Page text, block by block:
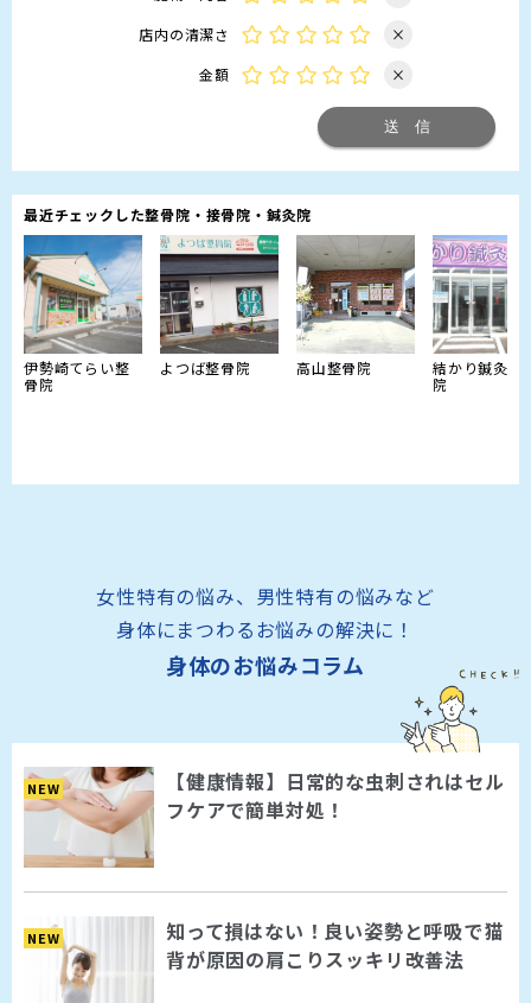
店内の清潔さ
×
金額
×
最近チェックした整骨院・接骨院・鍼灸院
伊勢崎てらい整
骨院
よつば整骨院 高山整骨院
結かり鍼灸整
院
女性特有の悩み、男性特有の悩みなど
身体にまつわるお悩みの解決に！
身体のお悩みコラム
NEW
【健康情報】日常的な虫刺されはセル
フケアで簡単対処！
NEW
知って損はない！良い姿勢と呼吸で猫
背が原因の肩こりスッキリ改善法